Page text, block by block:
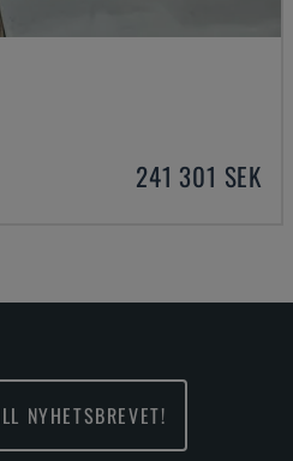
241 301 SEK
NYHETSBREVET!